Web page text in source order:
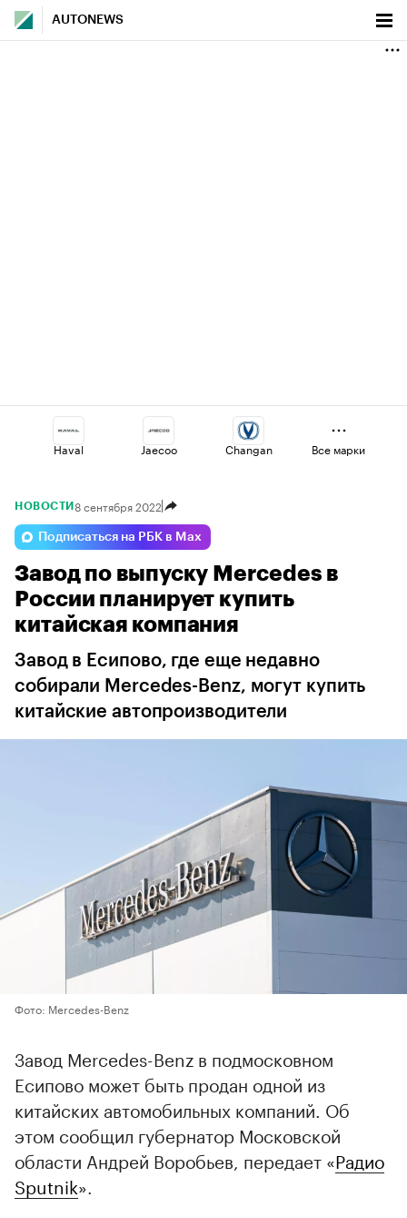
AUTONEWS
Haval Jaecoo Changan
Lada Voyah
Geely Volga Omoda
Все марки
НОВОСТИ 8 сентября 2022
Подписаться на РБК в Max
Завод по выпуску Mercedes в
России планирует купить
китайская компания
Завод в Есипово, где еще недавно
собирали Mercedes-Benz, могут купить
китайские автопроизводители
Фото: Mercedes-Benz
Завод Mercedes-Benz в подмосковном
Есипово может быть продан одной из
китайских автомобильных компаний. Об
этом сообщил губернатор Московской
области Андрей Воробьев, передает «Радио
Sputnik».